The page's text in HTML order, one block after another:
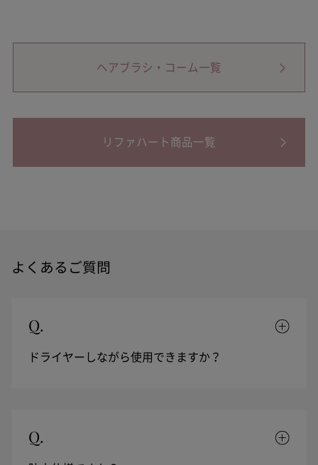
ヘアブラシ・コーム一覧
リファハート商品一覧
よくあるご質問
Q.
ドライヤーしながら使用できますか？
Q.